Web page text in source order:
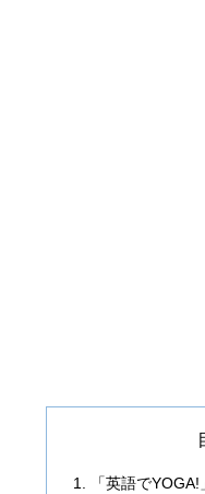
「英語で